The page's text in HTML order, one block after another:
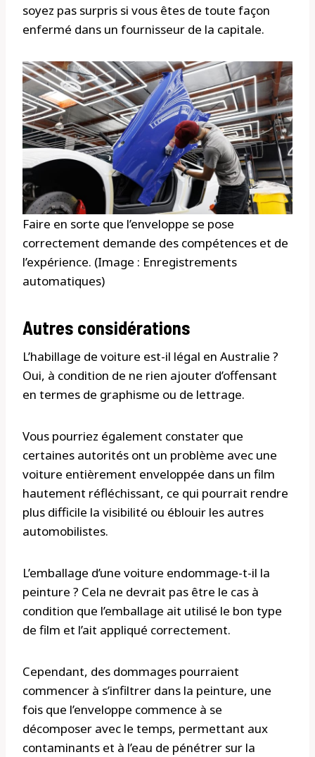
soyez pas surpris si vous êtes de toute façon
enfermé dans un fournisseur de la capitale.
Faire en sorte que l’enveloppe se pose
correctement demande des compétences et de
l’expérience. (Image : Enregistrements
automatiques)
Autres considérations
L’habillage de voiture est-il légal en Australie ?
Oui, à condition de ne rien ajouter d’offensant
en termes de graphisme ou de lettrage.
Vous pourriez également constater que
certaines autorités ont un problème avec une
voiture entièrement enveloppée dans un film
hautement réfléchissant, ce qui pourrait rendre
plus difficile la visibilité ou éblouir les autres
automobilistes.
L’emballage d’une voiture endommage-t-il la
peinture ? Cela ne devrait pas être le cas à
condition que l’emballage ait utilisé le bon type
de film et l’ait appliqué correctement.
Cependant, des dommages pourraient
commencer à s’infiltrer dans la peinture, une
fois que l’enveloppe commence à se
décomposer avec le temps, permettant aux
contaminants et à l’eau de pénétrer sur la